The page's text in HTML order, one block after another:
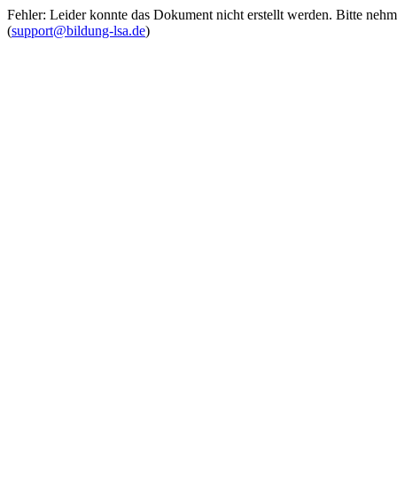
Fehler: Leider konnte das Dokument nicht erstellt werden. Bitte
(support@bildung-lsa.de)